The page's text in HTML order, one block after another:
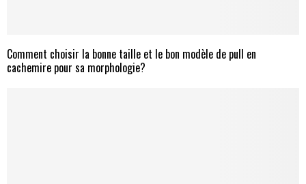
Comment choisir la bonne taille et le bon modèle de pull en
cachemire pour sa morphologie?